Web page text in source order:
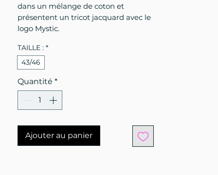
dans un mélange de coton et
présentent un tricot jacquard avec le
logo Mystic.
TAILLE : *
43/46
Quantité *
Ajouter au panier